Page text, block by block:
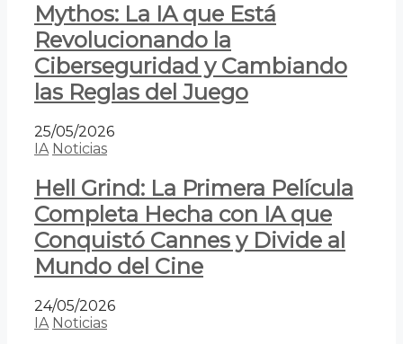
Mythos: La IA que Está
Revolucionando la
Ciberseguridad y Cambiando
las Reglas del Juego
25/05/2026
IA Noticias
Hell Grind: La Primera Película
Completa Hecha con IA que
Conquistó Cannes y Divide al
Mundo del Cine
24/05/2026
IA Noticias